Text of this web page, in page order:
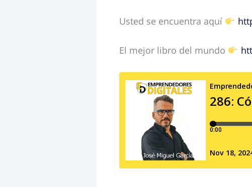
Usted se encuentra aquí
El mejor libro del mundo